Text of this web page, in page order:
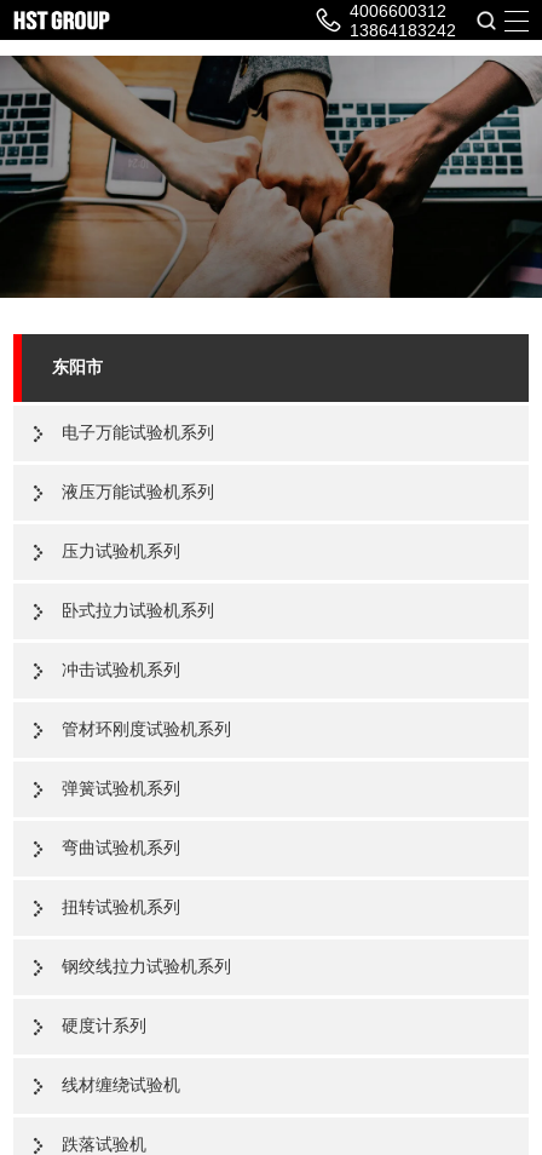
4006600312
13864183242
东阳市
电子万能试验机系列
液压万能试验机系列
压力试验机系列
卧式拉力试验机系列
冲击试验机系列
管材环刚度试验机系列
弹簧试验机系列
弯曲试验机系列
扭转试验机系列
钢绞线拉力试验机系列
硬度计系列
线材缠绕试验机
跌落试验机